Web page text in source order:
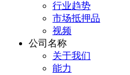
行业趋势
市场抵押品
视频
公司名称
关于我们
能力